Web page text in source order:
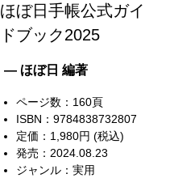
ほぼ日手帳公式ガイ
ドブック2025
— ほぼ日 編著
ページ数：160頁
ISBN：9784838732807
定価：1,980円 (税込)
発売：2024.08.23
ジャンル：実用